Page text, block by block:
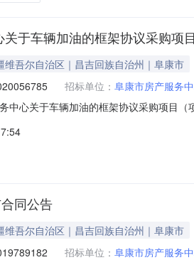
于车辆加油的框架协议采购项
维吾尔自治区｜昌吉回族自治州｜阜康市
招标单位： 阜康市房产服务
中心关于车辆加油的框架协议采购项目
称:新疆维吾尔自治区昌吉回族自治州阜
同公告
维吾尔自治区｜昌吉回族自治州｜阜康市
招标单位： 阜康市房产服务